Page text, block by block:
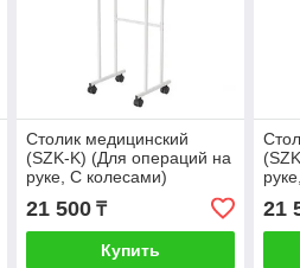
Столик медицинский
(SZK-K) (Для операций на
руке, C колесами)
21 500₸
Купить
21